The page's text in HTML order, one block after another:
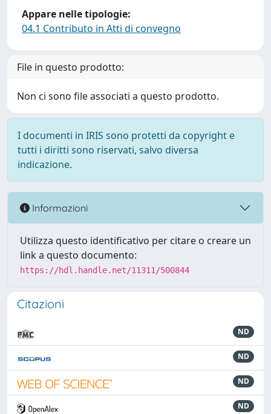
Appare nelle tipologie:
04.1 Contributo in Atti di convegno
File in questo prodotto:
Non ci sono file associati a questo prodotto.
I documenti in IRIS sono protetti da copyright e
tutti i diritti sono riservati, salvo diversa
indicazione.
Informazioni
Utilizza questo identificativo per citare o creare un
link a questo documento:
https://hdl.handle.net/11311/500844
Citazioni
ND
ND
ND
ND